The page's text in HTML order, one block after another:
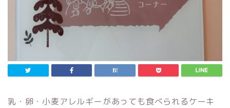
乳・卵・小麦アレルギーがあっても食べられるケーキ